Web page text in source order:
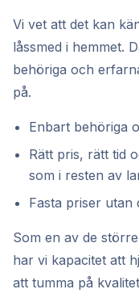
Vi vet att det kan
låssmed i hemmet.
behöriga och
på.
Enbart behöriga
Rätt pris, rätt tid
som i resten av
Fasta priser utan
Som en av de
har vi kapacitet att
att tumma på